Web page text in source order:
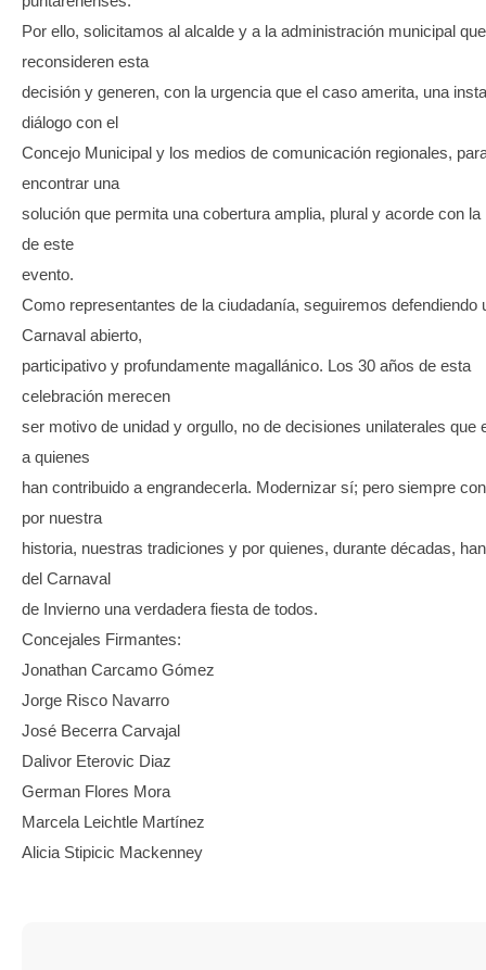
Por ello, solicitamos al alcalde y a la administración municipal que
reconsideren esta
decisión y generen, con la urgencia que el caso amerita, una
diálogo con el
Concejo Municipal y los medios de comunicación regionales,
encontrar una
solución que permita una cobertura amplia, plural y acorde con la
de este
evento.
Como representantes de la ciudadanía, seguiremos defendiendo
Carnaval abierto,
participativo y profundamente magallánico. Los 30 años de esta
celebración merecen
ser motivo de unidad y orgullo, no de decisiones unilaterales que
a quienes
han contribuido a engrandecerla. Modernizar sí; pero siempre
por nuestra
historia, nuestras tradiciones y por quienes, durante décadas,
del Carnaval
de Invierno una verdadera fiesta de todos.
Concejales Firmantes:
Jonathan Carcamo Gómez
Jorge Risco Navarro
José Becerra Carvajal
Dalivor Eterovic Diaz
German Flores Mora
Marcela Leichtle Martínez
Alicia Stipicic Mackenney